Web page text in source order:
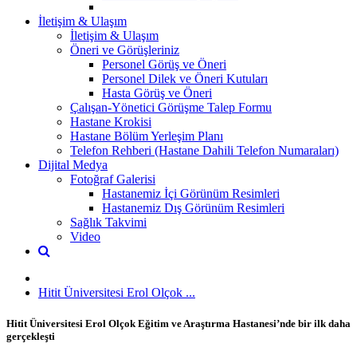
İletişim & Ulaşım
İletişim & Ulaşım
Öneri ve Görüşleriniz
Personel Görüş ve Öneri
Personel Dilek ve Öneri Kutuları
Hasta Görüş ve Öneri
Çalışan-Yönetici Görüşme Talep Formu
Hastane Krokisi
Hastane Bölüm Yerleşim Planı
Telefon Rehberi (Hastane Dahili Telefon Numaraları)
Dijital Medya
Fotoğraf Galerisi
Hastanemiz İçi Görünüm Resimleri
Hastanemiz Dış Görünüm Resimleri
Sağlık Takvimi
Video
Hitit Üniversitesi Erol Olçok ...
Hitit Üniversitesi Erol Olçok Eğitim ve Araştırma Hastanesi’nde bir ilk daha
gerçekleşti